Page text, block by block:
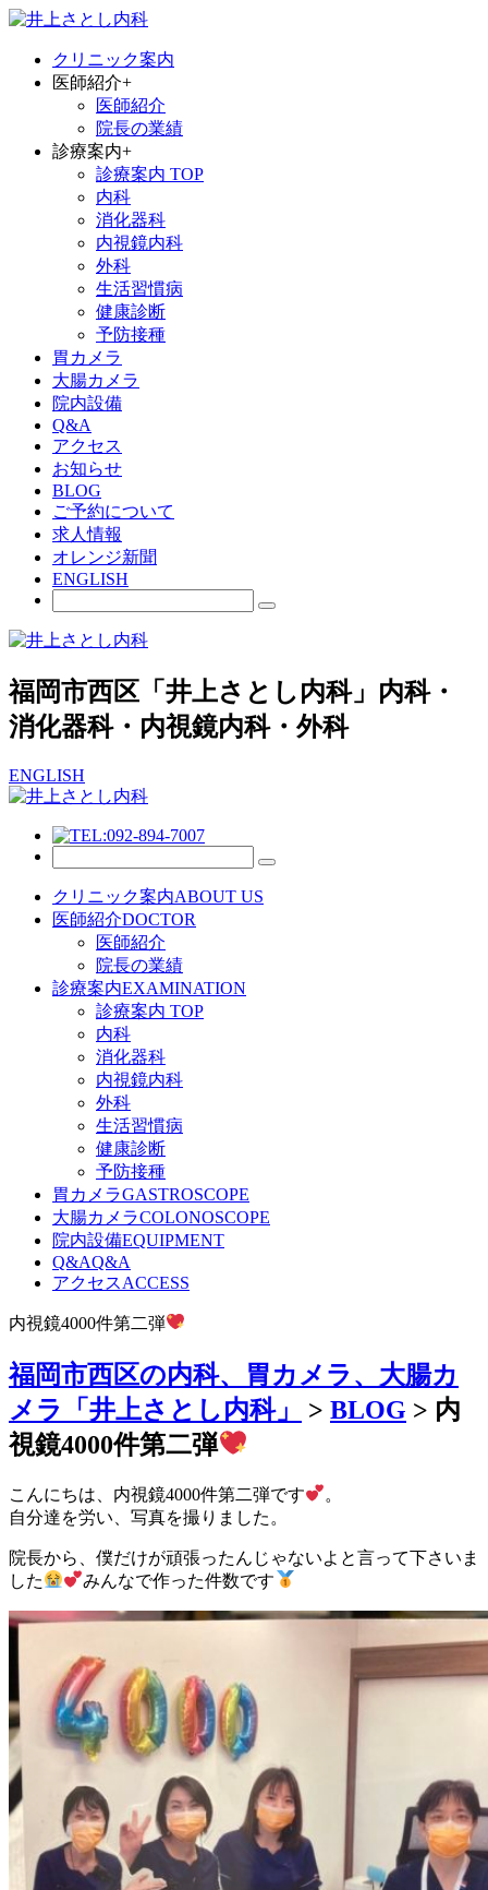
クリニック案内
医師紹介+
医師紹介
院長の業績
診療案内+
診療案内 TOP
内科
消化器科
内視鏡内科
外科
生活習慣病
健康診断
予防接種
胃カメラ
大腸カメラ
院内設備
Q&A
アクセス
お知らせ
BLOG
ご予約について
求人情報
オレンジ新聞
ENGLISH
福岡市西区「井上さとし内科」内科・
消化器科・内視鏡内科・外科
ENGLISH
クリニック案内ABOUT US
医師紹介DOCTOR
医師紹介
院長の業績
診療案内EXAMINATION
診療案内 TOP
内科
消化器科
内視鏡内科
外科
生活習慣病
健康診断
予防接種
胃カメラGASTROSCOPE
大腸カメラCOLONOSCOPE
院内設備EQUIPMENT
Q&AQ&A
アクセスACCESS
内視鏡4000件第二弾
福岡市西区の内科、胃カメラ、大腸カ
メラ「井上さとし内科」
> BLOG > 内
視鏡4000件第二弾
こんにちは、内視鏡4000件第二弾です
。
自分達を労い、写真を撮りました。
院長から、僕だけが頑張ったんじゃないよと言って下さいま
した
みんなで作った件数です